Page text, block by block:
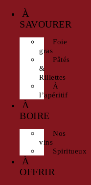
À
SAVOURER
Foie
gras
Pâtés
&
Rillettes
À
l’apéritif
À
BOIRE
Nos
vins
Spiritueux
À
OFFRIR